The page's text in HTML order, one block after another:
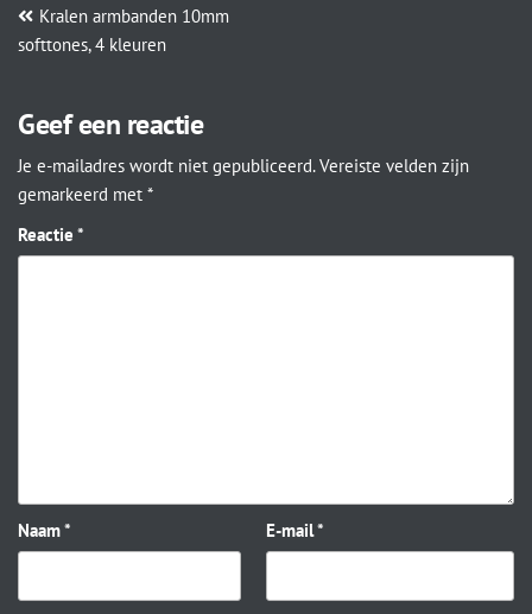
Kralen armbanden 10mm
softtones, 4 kleuren
Geef een reactie
Je e-mailadres wordt niet gepubliceerd. Vereiste velden zijn
gemarkeerd met *
Reactie *
Naam* E-mail*